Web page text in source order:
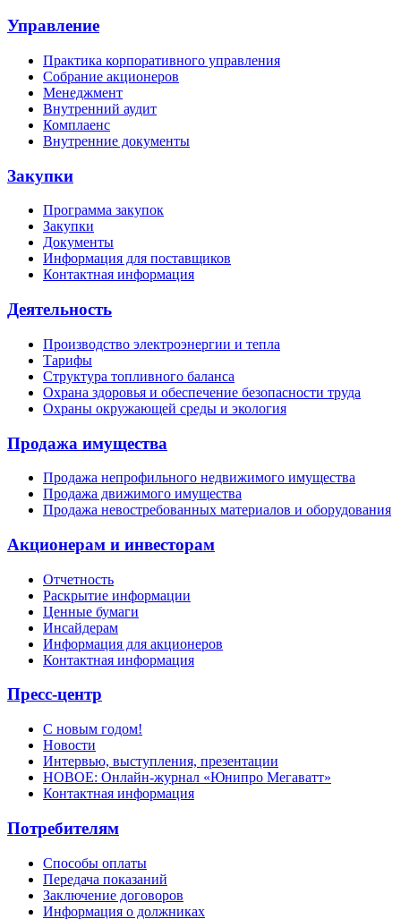
Управление
Практика корпоративного управления
Собрание акционеров
Менеджмент
Внутренний аудит
Комплаенс
Внутренние документы
Закупки
Программа закупок
Закупки
Документы
Информация для поставщиков
Контактная информация
Деятельность
Производство электроэнергии и тепла
Тарифы
Структура топливного баланса
Охрана здоровья и обеспечение безопасности труда
Охраны окружающей среды и экология
Продажа имущества
Продажа непрофильного недвижимого имущества
Продажа движимого имущества
Продажа невостребованных материалов и оборудования
Акционерам и инвесторам
Отчетность
Раскрытие информации
Ценные бумаги
Инсайдерам
Информация для акционеров
Контактная информация
Пресс-центр
С новым годом!
Новости
Интервью, выступления, презентации
НОВОЕ: Онлайн-журнал «Юнипро Мегаватт»
Контактная информация
Потребителям
Способы оплаты
Передача показаний
Заключение договоров
Информация о должниках